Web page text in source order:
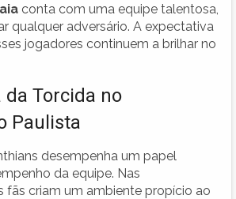
conta com uma equipe talentosa,
qualquer adversário. A expectativa
jogadores continuem a brilhar no
Torcida no
Paulista
desempenha um papel
da equipe. Nas
fãs criam um ambiente propício ao